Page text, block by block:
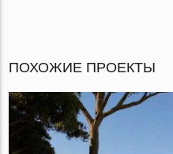
ПОХОЖИЕ ПРОЕКТЫ